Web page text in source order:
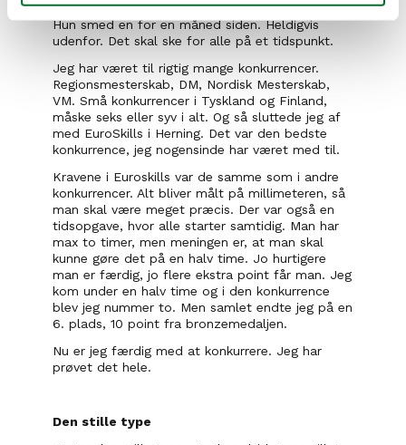
sker sikkert en dag. Vi har lige fået en ny lærling.
Hun smed en for en måned siden. Heldigvis
udenfor. Det skal ske for alle på et tidspunkt.
Jeg har været til rigtig mange konkurrencer.
Regionsmesterskab, DM, Nordisk Mesterskab,
VM. Små konkurrencer i Tyskland og Finland,
måske seks eller syv i alt. Og så sluttede jeg af
med EuroSkills i Herning. Det var den bedste
konkurrence, jeg nogensinde har været med til.
Kravene i Euroskills var de samme som i andre
konkurrencer. Alt bliver målt på millimeteren, så
man skal være meget præcis. Der var også en
tidsopgave, hvor alle starter samtidig. Man har
max to timer, men meningen er, at man skal
kunne gøre det på en halv time. Jo hurtigere
man er færdig, jo flere ekstra point får man. Jeg
kom under en halv time og i den konkurrence
blev jeg nummer to. Men samlet endte jeg på en
6. plads, 10 point fra bronzemedaljen.
Nu er jeg færdig med at konkurrere. Jeg har
prøvet det hele.
Den stille type